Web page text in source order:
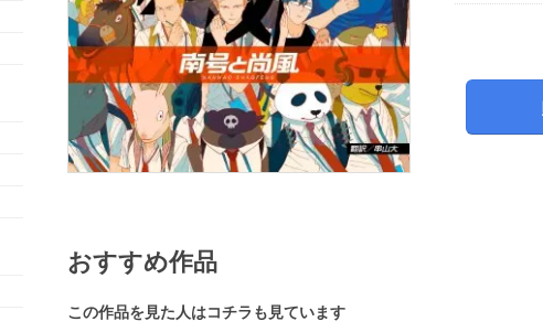
おすすめ作品
この作品を見た人はコチラも見ています